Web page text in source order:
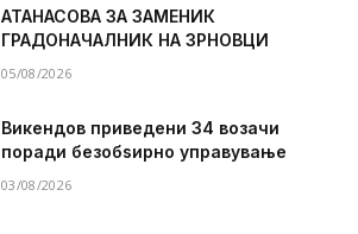
АТАНАСОВА ЗА ЗАМЕНИК
ГРАДОНАЧАЛНИК НА ЗРНОВЦИ
05/08/2026
Викендов приведени 34 возачи
поради безобѕирно управување
03/08/2026